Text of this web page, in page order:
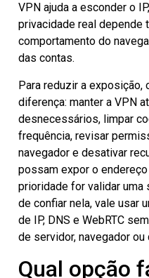
VPN ajuda a esconder o
privacidade real depende
comportamento do
das contas.
Para reduzir a exposição,
diferença: manter a VPN
desnecessários, limpar
frequência, revisar
navegador e desativar
possam expor o endereço
prioridade for validar uma
de confiar nela, vale usar
de IP, DNS e WebRTC
de servidor, navegador
Qual opção